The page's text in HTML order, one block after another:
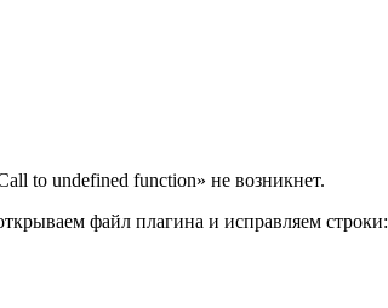
to undefined function» не возникнет.
файл плагина и исправляем строки: